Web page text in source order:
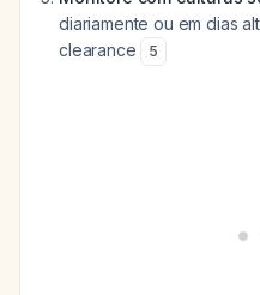
diariamente ou em dias
clearance
5